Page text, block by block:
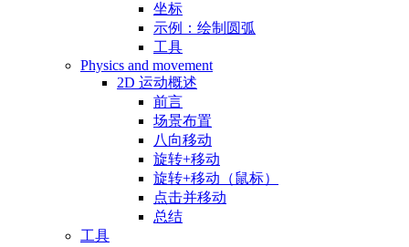
坐标
示例：绘制圆弧
工具
Physics and movement
2D 运动概述
前言
场景布置
八向移动
旋转+移动
旋转+移动（鼠标）
点击并移动
总结
工具